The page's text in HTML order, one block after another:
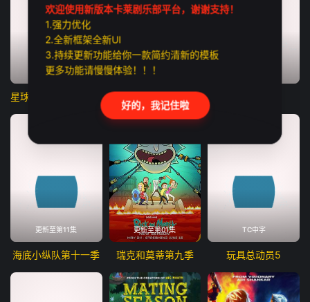
已完结 已完结
更新至第11集
海底小纵队第十一季
更新至第01集
瑞克和莫蒂第九季
TC中字
玩具总动员5
欢迎使用新版本卡莱剧乐部平台，谢谢支持！
1.强力优化
2.全新框架全新UI
3.持续更新功能给你一款简约清新的模板
更多功能请慢慢体验！！！
好的，我记住啦